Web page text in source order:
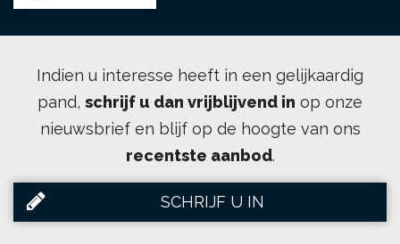
Indien u interesse heeft in een gelijkaardig
pand, schrijf u dan vrijblijvend in op onze
nieuwsbrief en blijf op de hoogte van ons
recentste aanbod.
SCHRIJF U IN